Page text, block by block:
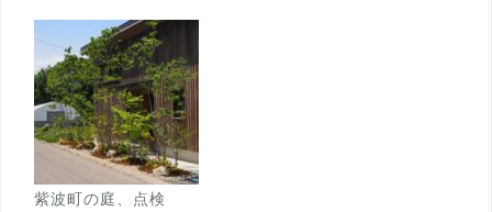
紫波町の庭、点検